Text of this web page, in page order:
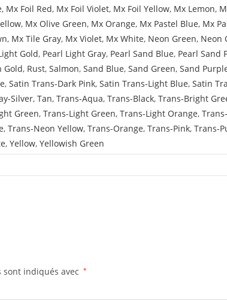
, Mx Foil Red, Mx Foil Violet, Mx Foil Yellow, Mx Lemon,
, Mx Olive Green, Mx Orange, Mx Pastel Blue, Mx
, Mx Tile Gray, Mx Violet, Mx White, Neon Green, Neon
Gold, Pearl Light Gray, Pearl Sand Blue, Pearl Sand
Gold, Rust, Salmon, Sand Blue, Sand Green, Sand
, Satin Trans-Dark Pink, Satin Trans-Light Blue, Satin
Silver, Tan, Trans-Aqua, Trans-Black, Trans-Bright
Green, Trans-Light Green, Trans-Light Orange,
, Trans-Neon Yellow, Trans-Orange, Trans-Pink, Trans-
, Yellow, Yellowish Green
sont indiqués avec *